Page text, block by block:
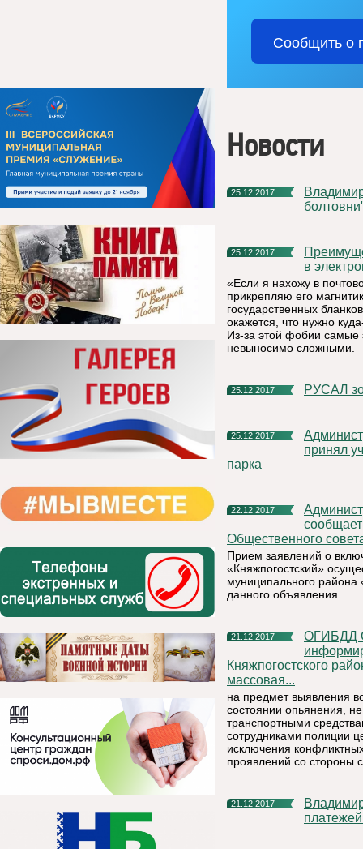
Сообщить о
Новости
25.12.2017
Владимир Путин: "Работать следует без популизма и пустой
25.12.2017
Преимущества получения гражданами муниципальных услуг
в
«Если я нахожу в
прикрепляю его
государственных
окажется, что нужно
Из-за этой фобии самые
невыносимо сложными.
25.12.2017 РУСАЛ
25.12.2017
Администрация МР «Княжпогостский» благодарит всех, кто
принял
парка
22.12.2017
Администрация муниципального района «Княжпогостский»
Общественного
Прием заявлений о
«Княжпогостский»
муниципального района
данного объявления.
21.12.2017
ОГИБДД ОМВД России по Княжпогостскому району
Княжпогостского
массовая...
на предмет выявления
состоянии опьянения,
транспортными
сотрудниками полиции
исключения
проявлений со стороны
21.12.2017
Владимир Путин потребовал навести порядок в системе